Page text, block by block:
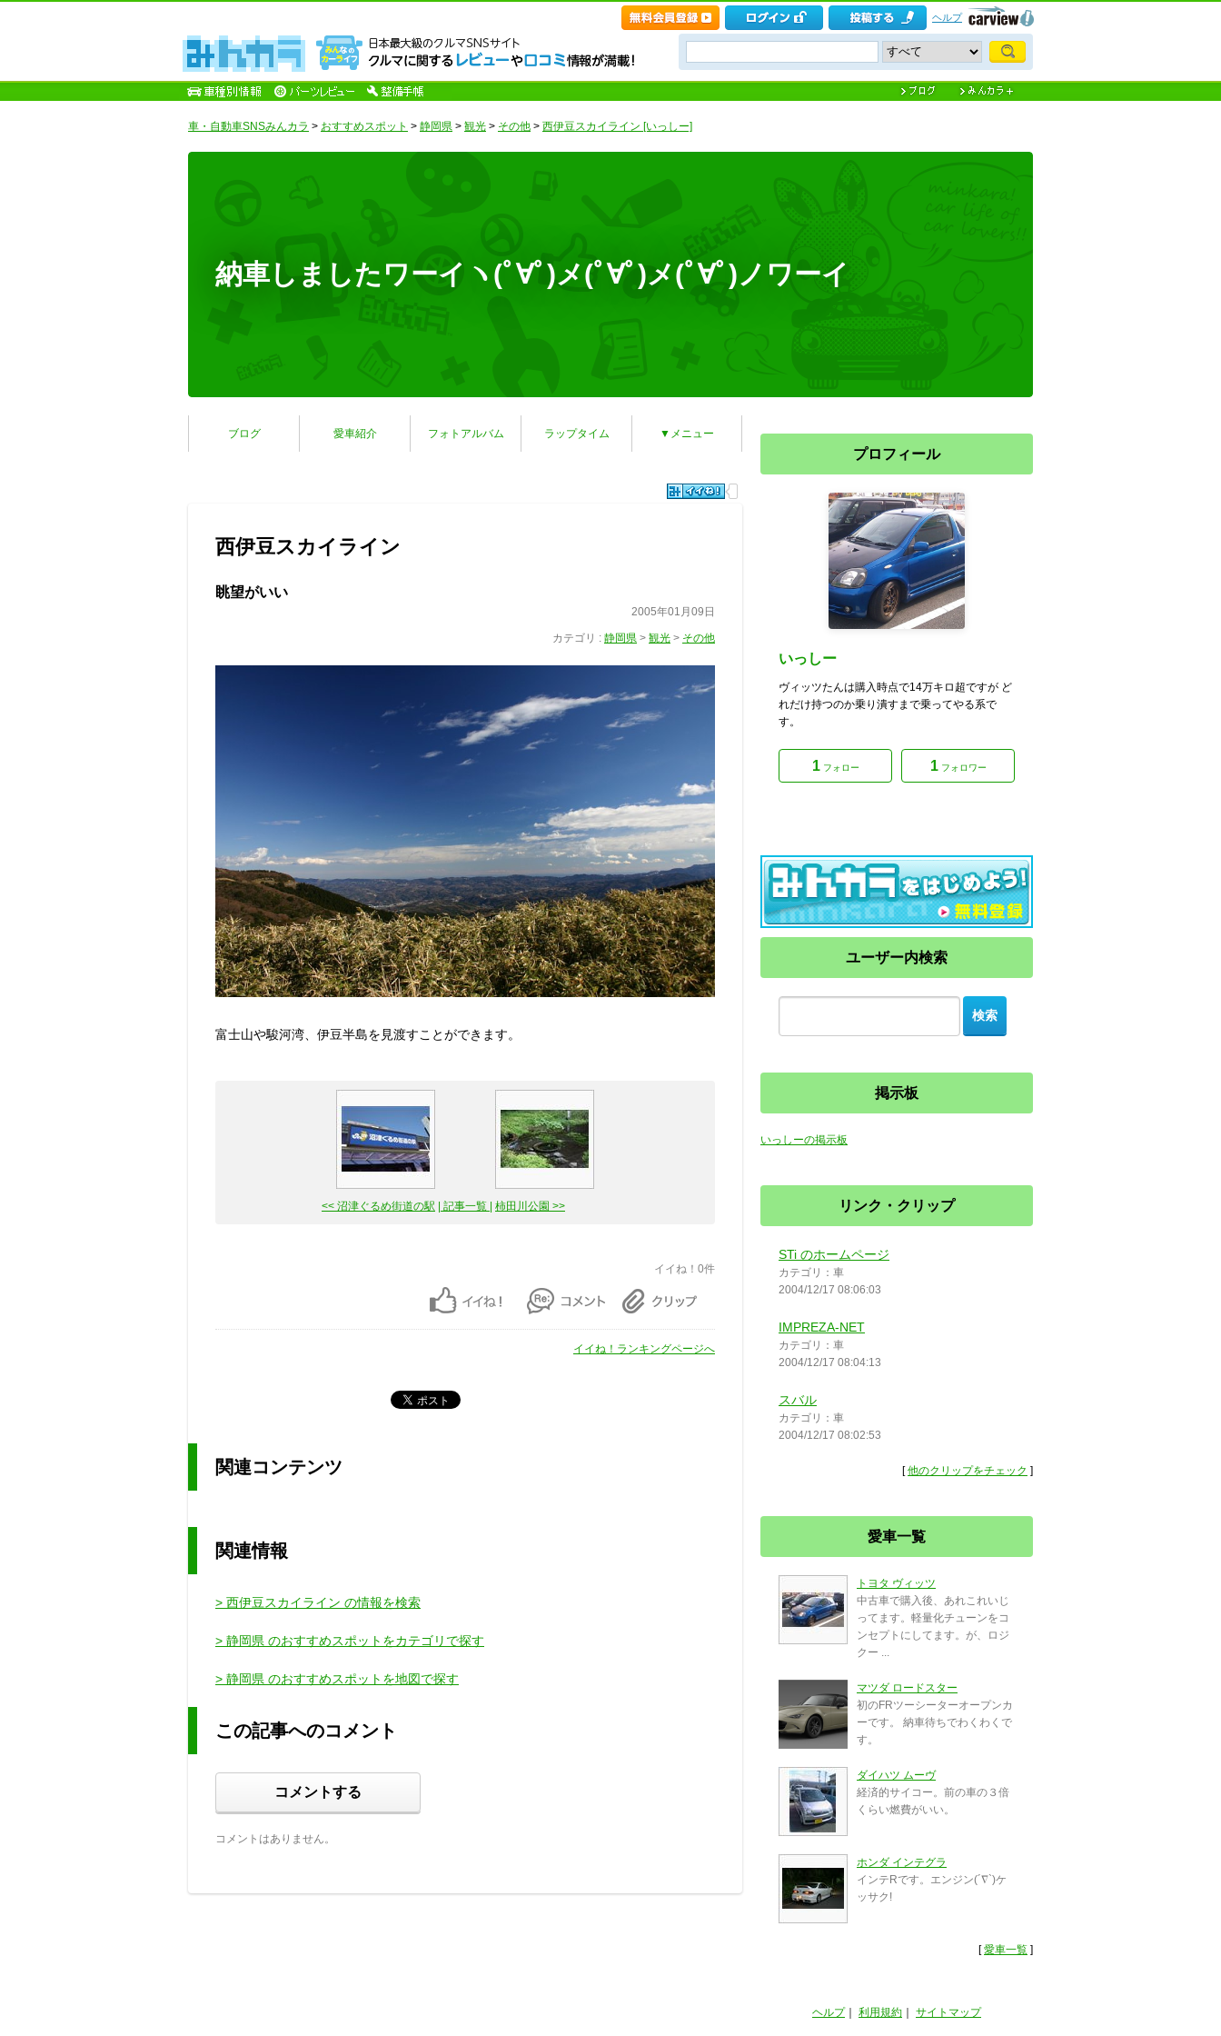
ヘルプ
車・自動車SNSみんカラ > おすすめスポット > 静岡県 > 観光 > その他 > 西伊豆スカイライン [いっしー]
納車しましたワーイヽ(ﾟ∀ﾟ)メ(ﾟ∀ﾟ)メ(ﾟ∀ﾟ)ノワーイ
ブログ 愛車紹介 フォトアルバム ラップタイム ▼メニュー
西伊豆スカイライン
眺望がいい
2005年01月09日
カテゴリ : 静岡県 > 観光 > その他
富士山や駿河湾、伊豆半島を見渡すことができます。
<< 沼津ぐるめ街道の駅 | 記事一覧 | 柿田川公園 >>
イイね！0件
イイね！ランキングページへ
関連コンテンツ
関連情報
> 西伊豆スカイライン の情報を検索
> 静岡県 のおすすめスポットをカテゴリで探す
> 静岡県 のおすすめスポットを地図で探す
この記事へのコメント
コメントする
コメントはありません。
プロフィール
いっしー
ヴィッツたんは購入時点で14万キロ超ですが ど
れだけ持つのか乗り潰すまで乗ってやる系で
す。
1フォロー 1フォロワー
ユーザー内検索
掲示板
いっしーの掲示板
リンク・クリップ
STi のホームページ
カテゴリ：車
2004/12/17 08:06:03
IMPREZA-NET
カテゴリ：車
2004/12/17 08:04:13
スバル
カテゴリ：車
2004/12/17 08:02:53
[他のクリップをチェック ]
愛車一覧
トヨタ ヴィッツ
中古車で購入後、あれこれいじ
ってます。軽量化チューンをコ
ンセプトにしてます。が、ロジ
クー ...
マツダ ロードスター
初のFRツーシーターオープンカ
ーです。 納車待ちでわくわくで
す。
ダイハツ ムーヴ
経済的サイコー。前の車の３倍
くらい燃費がいい。
ホンダ インテグラ
インテRです。エンジン(´∇`)ケ
ッサク!
[愛車一覧 ]
ヘルプ｜ 利用規約 サイトマップ